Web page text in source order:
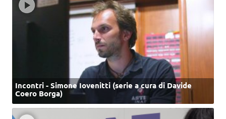
Incontri - Simone Iovenitti (serie a cura di Davide
Coero Borga)